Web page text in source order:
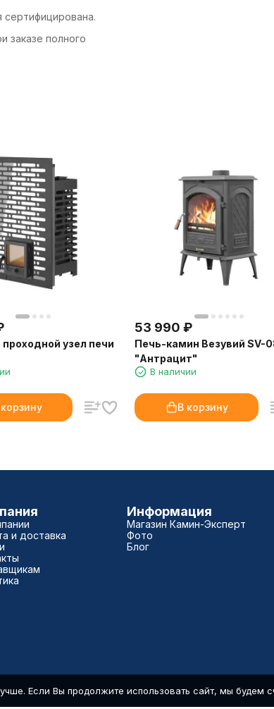
заказе полного
узел печи
53 990 ₽
Печь-камин Везувий SV-
"Антрацит"
В наличии
В корзину
и доставка
Информация
Магазин Камин-Эксперт
Фото
Блог
Если Вы продолжите использовать сайт, мы будем